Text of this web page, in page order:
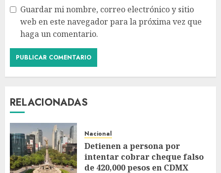
Guardar mi nombre, correo electrónico y sitio
web en este navegador para la próxima vez que
haga un comentario.
RELACIONADAS
Nacional
Detienen a persona por
intentar cobrar cheque falso
de 420,000 pesos en CDMX